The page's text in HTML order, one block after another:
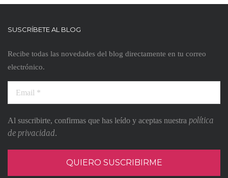
SUSCRÍBETE AL BLOG
Recibe todas las novedades del blog directamente en tu correo
electrónico.
Al suscribirte, confirmas que has leído y aceptas nuestra política
de privacidad.